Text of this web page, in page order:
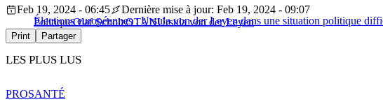
Élections européennes : Ursula von der Leyen dans une situation politique
Feb 19, 2024 - 06:45
Dernière mise à jour: Feb 19, 2024 - 09:07
PolitiqueOlaf ScholzOTANUrsula von der Leyen
Print Partager
LES PLUS LUS
PROSANTÉ